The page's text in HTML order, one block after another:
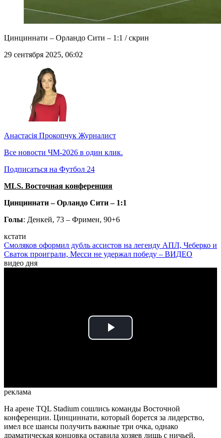
Цинциннати – Орландо Сити – 1:1 / скрин
29 сентября 2025, 06:02
Анастасія Прокопчук Журналист
Все новости ЧМ-2026 в один клик.
Подписаться на Футбол 24
MLS. Восточная конференция
Цинциннати – Орландо Сити – 1:1
Голы: Денкей, 73 – Фримен, 90+6
кстати
Смоляков оформил дубль ассистов на легенду АПЛ, Чеберко и
Сваток проиграли, Месси не удержал победу – ВИДЕО
видео дня
Play
реклама
На арене TQL Stadium сошлись команды Восточной
конференции. Цинциннати, который борется за лидерство,
имел все шансы получить важные три очка, однако
драматическая концовка оставила хозяев лишь с ничьей.